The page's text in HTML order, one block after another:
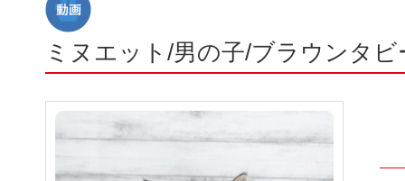
ミヌエット/男の子/ブラウンタ